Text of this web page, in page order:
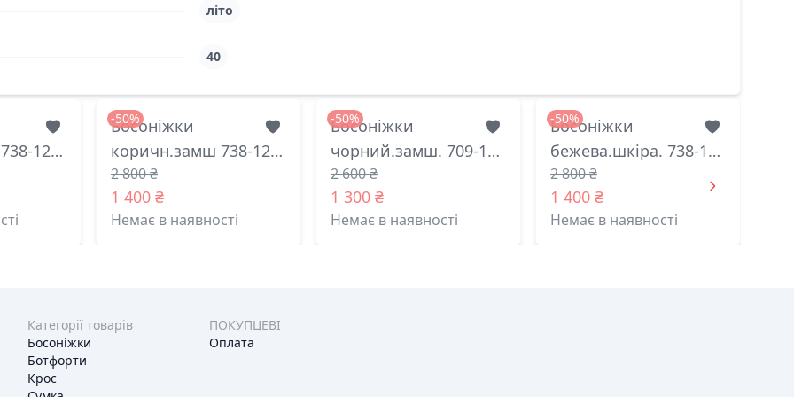
літо
40
12
-50%
Босоніжки
коричн.замш 738-12
меделі китай 39(р)
2 800 ₴
1 400 ₴
Немає в наявності
-50%
Босоніжки
чорний.замш. 709-1
меделі китай 38(р)
2 600 ₴
1 300 ₴
Немає в наявності
-50%
Босоніжки
бежева.шкіра. 738-10
меделі китай 36(р)
2 800 ₴
1 400 ₴
Немає в наявності
Категорії товарів
Босоніжки
Ботфорти
Крос
ПОКУПЦЕВІ
Оплата